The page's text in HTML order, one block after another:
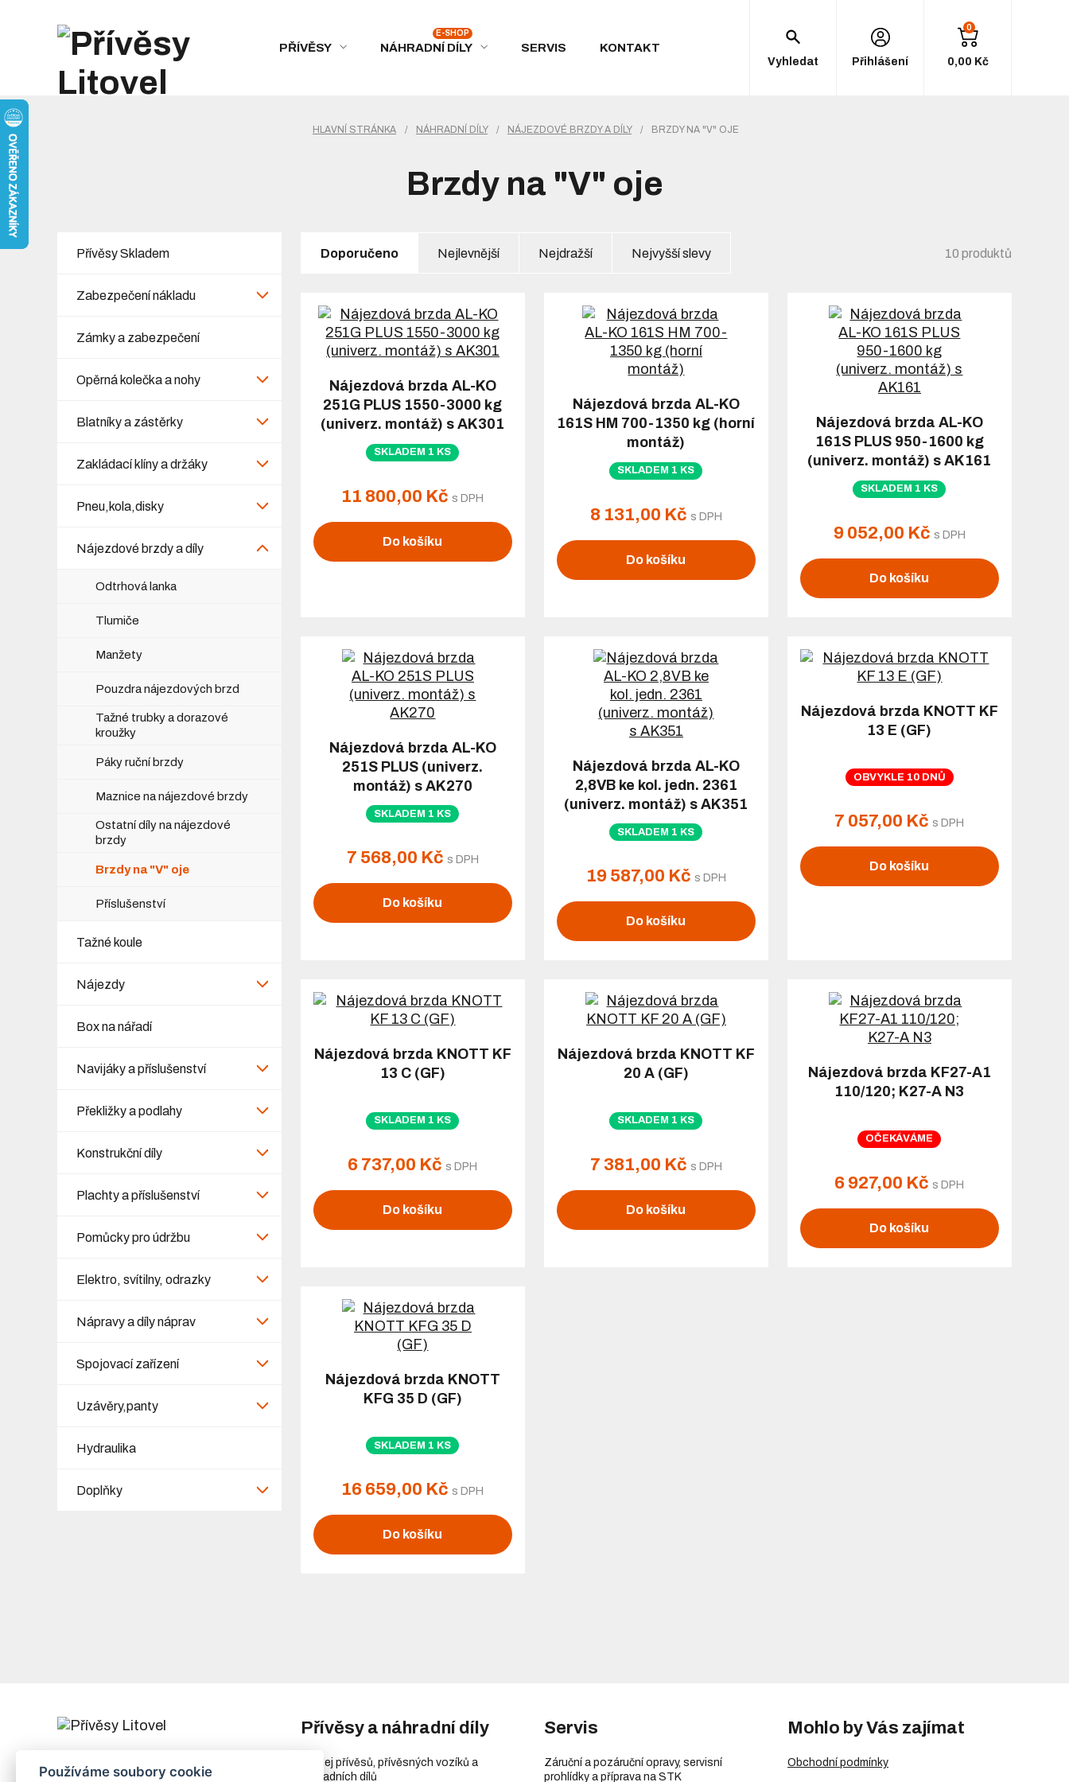
PŘÍVĚSY NÁHRADNÍ DÍLY SERVIS KONTAKT
Vyhledat Přihlášení
0
0,00 Kč
HLAVNÍ STRÁNKA / NÁHRADNÍ DÍLY / NÁJEZDOVÉ BRZDY A DÍLY / BRZDY NA "V" OJE
Brzdy na "V" oje
Přívěsy Skladem
Zabezpečení nákladu
Zámky a zabezpečení
Opěrná kolečka a nohy
Blatníky a zástěrky
Zakládací klíny a držáky
Pneu,kola,disky
Nájezdové brzdy a díly
Odtrhová lanka
Tlumiče
Manžety
Pouzdra nájezdových brzd
Tažné trubky a dorazové
kroužky
Páky ruční brzdy
Maznice na nájezdové brzdy
Ostatní díly na nájezdové
brzdy
Brzdy na "V" oje
Příslušenství
Tažné koule
Nájezdy
Box na nářadí
Navijáky a příslušenství
Překližky a podlahy
Konstrukční díly
Plachty a příslušenství
Pomůcky pro údržbu
Elektro, svítilny, odrazky
Nápravy a díly náprav
Spojovací zařízení
Uzávěry,panty
Hydraulika
Doplňky
Doporučeno Nejlevnější Nejdražší Nejvyšší slevy 10 produktů
Nájezdová brzda AL-KO
251G PLUS 1550-3000 kg
(univerz. montáž) s AK301
SKLADEM 1 KS
11 800,00 Kč s DPH
Do košíku
Nájezdová brzda AL-KO
161S HM 700-1350 kg (horní
montáž)
SKLADEM 1 KS
8 131,00 Kč s DPH
Do košíku
Nájezdová brzda AL-KO
161S PLUS 950-1600 kg
(univerz. montáž) s AK161
SKLADEM 1 KS
9 052,00 Kč s DPH
Do košíku
Nájezdová brzda AL-KO
251S PLUS (univerz.
montáž) s AK270
SKLADEM 1 KS
7 568,00 Kč s DPH
Do košíku
Nájezdová brzda AL-KO
2,8VB ke kol. jedn. 2361
(univerz. montáž) s AK351
SKLADEM 1 KS
19 587,00 Kč s DPH
Do košíku
Nájezdová brzda KNOTT KF
13 E (GF)
OBVYKLE 10 DNŮ
7 057,00 Kč s DPH
Do košíku
Nájezdová brzda KNOTT KF
13 C (GF)
SKLADEM 1 KS
6 737,00 Kč s DPH
Do košíku
Nájezdová brzda KNOTT KF
20 A (GF)
SKLADEM 1 KS
7 381,00 Kč s DPH
Do košíku
Nájezdová brzda KF27-A1
110/120; K27-A N3
OČEKÁVÁME
6 927,00 Kč s DPH
Do košíku
Nájezdová brzda KNOTT
KFG 35 D (GF)
SKLADEM 1 KS
16 659,00 Kč s DPH
Do košíku
78401 Litovel
Přívěsy a náhradní díly
Prodej přívěsů, přívěsných vozíků a
náhradních dílů
Servis
Záruční a pozáruční opravy, servisní
prohlídky a příprava na STK
Mohlo by Vás zajímat
Obchodní podmínky
Používáme soubory cookie